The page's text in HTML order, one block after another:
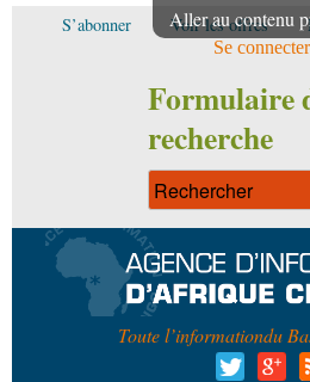
Aller au contenu
S’abonner Voir les offres
Se connecter
Formulaire
recherche
Toute l’informationdu